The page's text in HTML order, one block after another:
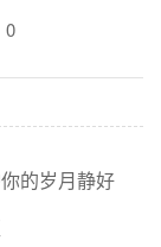
0
的岁月静好